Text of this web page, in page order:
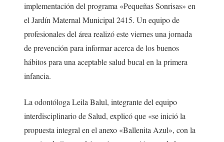
implementación del programa «Pequeñas Sonrisas» en
el Jardín Maternal Municipal 2415. Un equipo de
profesionales del área realizó este viernes una jornada
de prevención para informar acerca de los buenos
hábitos para una aceptable salud bucal en la primera
infancia.
La odontóloga Leila Balul, integrante del equipo
interdisciplinario de Salud, explicó que «se inició la
propuesta integral en el anexo «Ballenita Azul», con la